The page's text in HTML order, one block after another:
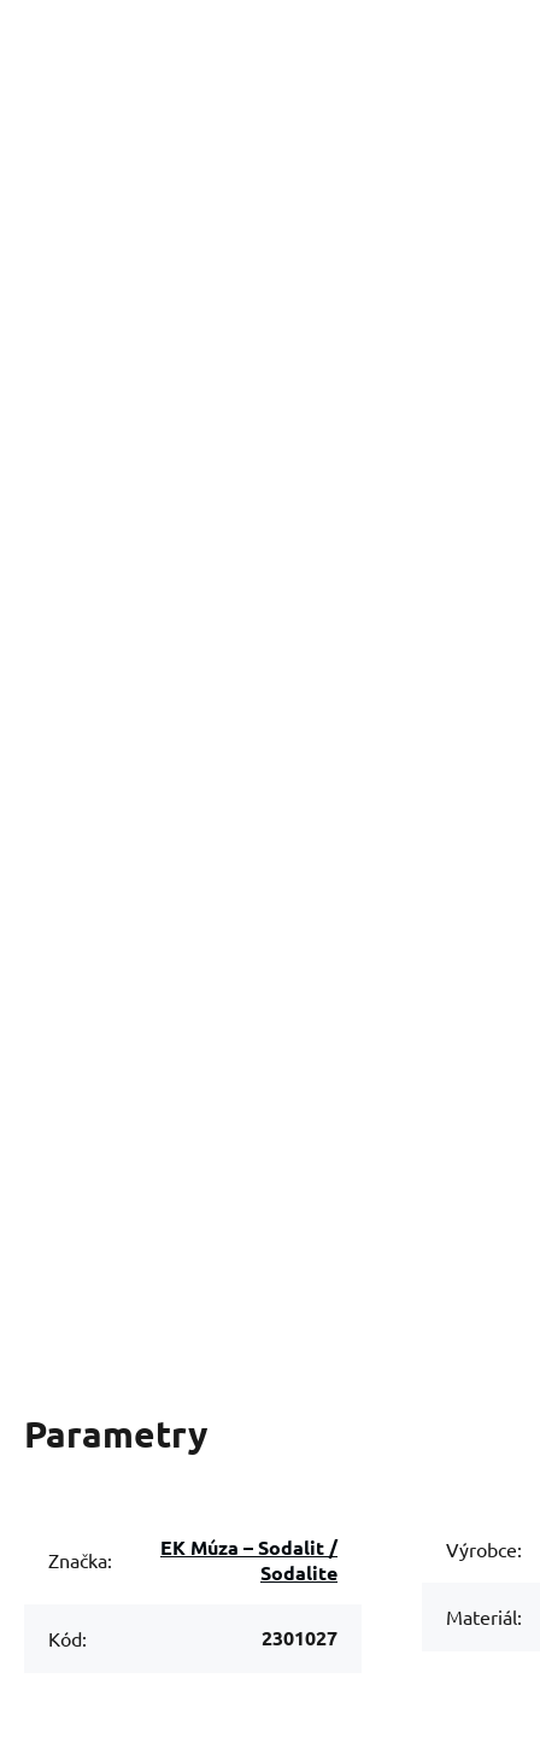
Parametry
Značka:
EK Múza – Sodalit /
Sodalite
Kód: 2301027
Výrobce:
Materiál: